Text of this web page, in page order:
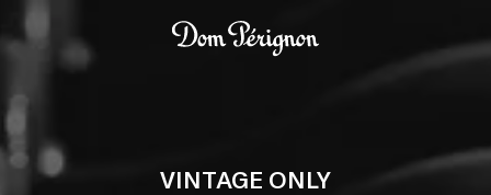
VINTAGE ONLY